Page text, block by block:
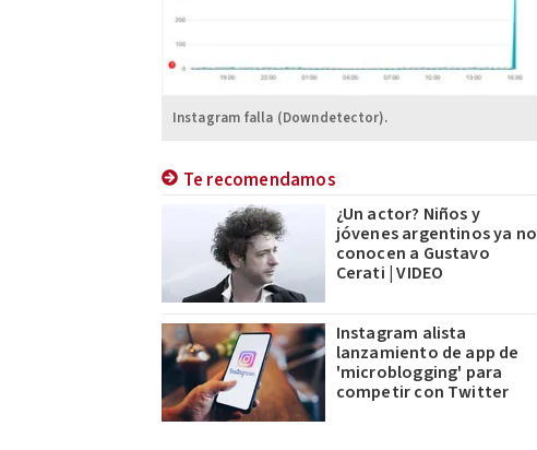
Instagram falla (Downdetector).
Te recomendamos
¿Un actor? Niños y
jóvenes argentinos ya no
conocen a Gustavo
Cerati | VIDEO
Instagram alista
lanzamiento de app de
'microblogging' para
competir con Twitter